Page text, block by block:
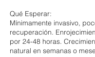
Qué Esperar:
Mínimamente invasivo,
recuperación.
por 24-48 horas.
natural en semanas o